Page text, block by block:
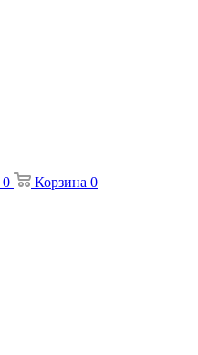
0 Корзина 0